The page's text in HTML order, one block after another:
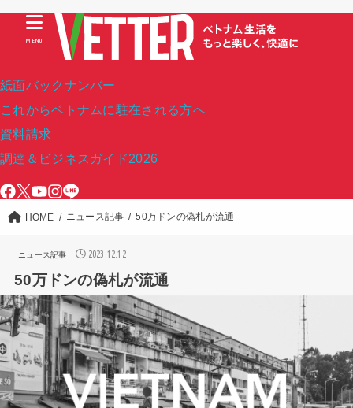
紙面バックナンバー
これからベトナムに駐在される方へ
資料請求
調達＆ビジネスガイド2026
MENU
HOME ニュース記事 50万ドンの偽札が流通
ニュース記事 2023.12.12
50万ドンの偽札が流通